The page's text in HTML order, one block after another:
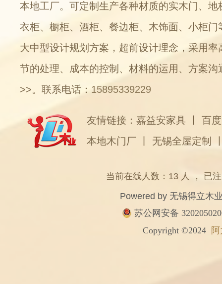
本地工厂。可定制生产各种材质的实木门、
衣柜、橱柜、酒柜、餐边柜、木饰面、小柜
大中型设计规划方案，超前设计理念，采用
节的处理、成本的控制、材料的运用、方案
>>。联系电话： 15895339229
友情链接： 嘉益安家具
百
本地木门厂
无锡全屋定制
当前在线人数：13 人 ， 已
Powered by 无锡得立木
苏公网安备
Copyright ©2024